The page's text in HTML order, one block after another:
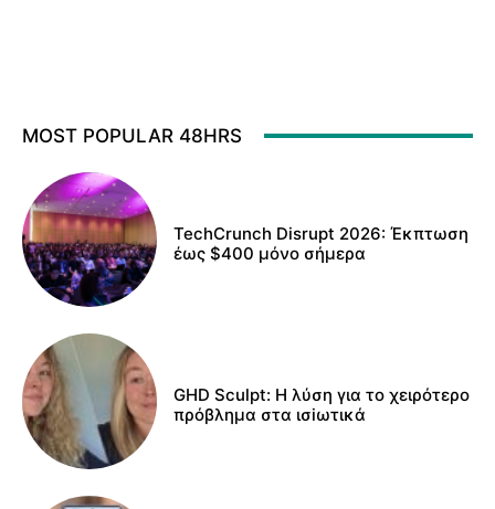
MOST POPULAR 48HRS
TechCrunch Disrupt 2026: Έκπτωση
έως $400 μόνο σήμερα
GHD Sculpt: Η λύση για το χειρότερο
πρόβλημα στα ισiωτικά